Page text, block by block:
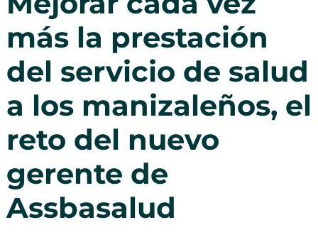
más la prestación
del servicio de salud
a los manizaleños, el
reto del nuevo
gerente de
Assbasalud